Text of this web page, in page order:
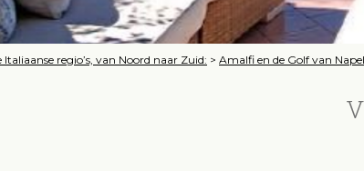
Italiaanse regio’s, van Noord naar Zuid: > Amalfi en de Golf van